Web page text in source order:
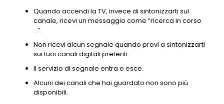
Quando accendi la TV, invece di sintonizzarti sul
canale, ricevi un messaggio come “ricerca in corso
…”.
Non ricevi alcun segnale quando provi a sintonizzarti
sui tuoi canali digitali preferiti.
Il servizio di segnale entra e esce.
Alcuni dei canali che hai guardato non sono più
disponibili.